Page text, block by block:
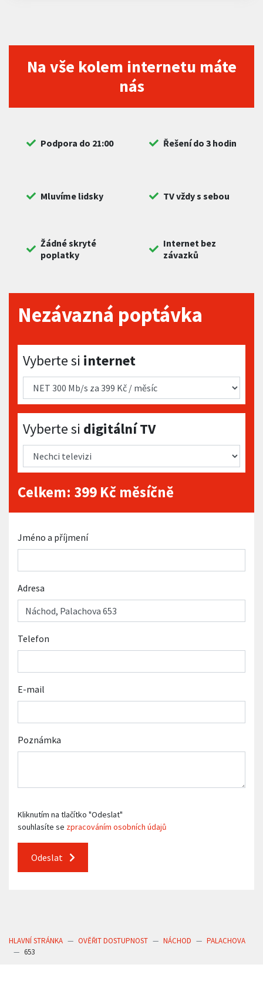
Na vše kolem internetu máte
nás
Podpora do 21:00 Řešení do 3 hodin
Mluvíme lidsky TV vždy s sebou
Žádné skryté
poplatky
Internet bez
závazků
Nezávazná poptávka
Vyberte si internet
Vyberte si internet
Vyberte si digitální TV
Vyberte si digitální TV
Celkem: 399 Kč měsíčně
Jméno a příjmení
Adresa
Telefon
E-mail
Poznámka
Kliknutím na tlačítko "Odeslat"
souhlasíte se zpracováním osobních údajů
Odeslat
HLAVNÍ STRÁNKA OVĚŘIT DOSTUPNOST NÁCHOD
PALACHOVA
653